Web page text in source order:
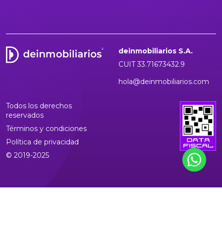
deinmobiliarios S.A.
CUIT 33.71673432.9
hola@deinmobiliarios.com
Todos los derechos
reservados
Términos y condiciones
Política de privacidad
© 2019-2025